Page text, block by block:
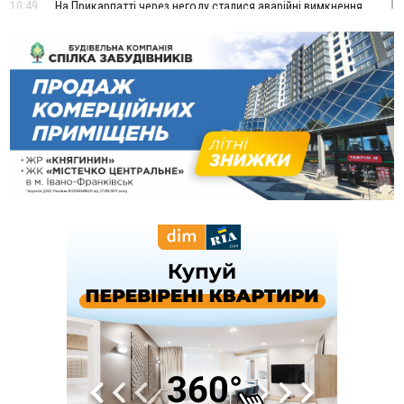
10:49
На Прикарпатті через негоду сталися аварійні вимкнення
10:43
За змову на тендері для Долинської лікарні двох
підприємців оштрафували на 272 тисячі гривень
10:09
Яремчанський суд виніс вирок чоловіку, який у Буковелі
вкрав із супермаркету пляшку віскі за 8,5 тисяч
09:53
В урочищі біля Галича археологи відкопали давньоруську
вагову гирку XII–XIII століть
09:39
У Франківську медики провели серію складних операцій
на аорті
У Богородчанах на "зебрі" водій Audi наїхав на
хлопчика з велосипедом
Загальна площа всіх книгарень України - трохи більше ніж 6
футбольних полів
На "зебрі" у Франківську два мотоциклісти збили жінку
Прикарпаття серед лідерів за будівництвом новобудов і
рекордсмен за зростанням цін на житло
Де безпечно купатися на Прикарпатті?